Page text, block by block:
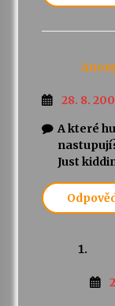
28. 8.
A které
Just